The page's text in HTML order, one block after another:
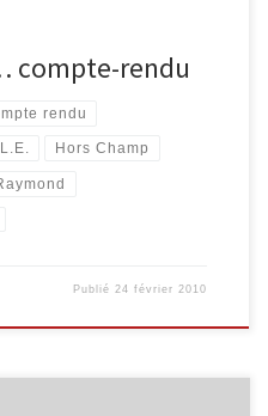
compte-rendu
rendu
Hors Champ
Publié24 février 2010